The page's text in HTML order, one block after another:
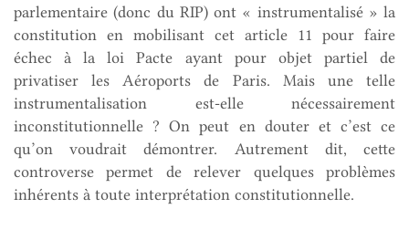
parlementaire (donc du RIP) ont « instrumentalisé » la
constitution en mobilisant cet article 11 pour faire
échec à la loi Pacte ayant pour objet partiel de
privatiser les Aéroports de Paris. Mais une telle
instrumentalisation est-elle nécessairement
inconstitutionnelle ? On peut en douter et c’est ce
qu’on voudrait démontrer. Autrement dit, cette
controverse permet de relever quelques problèmes
inhérents à toute interprétation constitutionnelle.